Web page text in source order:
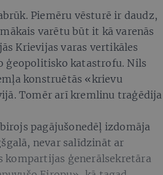
Piemēru vēsturē ir daudz,
varētu būt it kā varenās
Krievijas varas vertikāles
ģeopolitisko katastrofu. Nils
konstruētās «krievu
Tomēr arī kremlinu traģēdija
pagājušonedēļ izdomāja
nevar salīdzināt ar
kompartijas ģenerālsekretāra